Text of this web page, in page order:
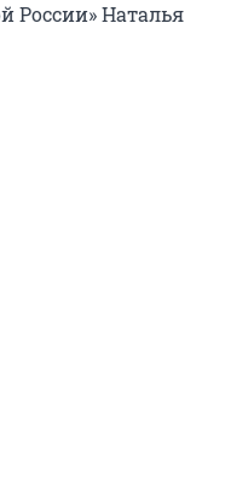
России» Наталья